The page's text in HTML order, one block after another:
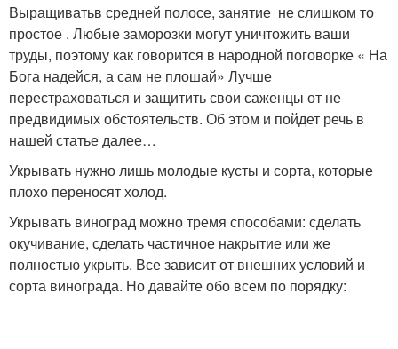
Выращиватьв средней полосе, занятие не слишком то
простое . Любые заморозки могут уничтожить ваши
труды, поэтому как говорится в народной поговорке « На
Бога надейся, а сам не плошай» Лучше
перестраховаться и защитить свои саженцы от не
предвидимых обстоятельств. Об этом и пойдет речь в
нашей статье далее…
Укрывать нужно лишь молодые кусты и сорта, которые
плохо переносят холод.
Укрывать виноград можно тремя способами: сделать
окучивание, сделать частичное накрытие или же
полностью укрыть. Все зависит от внешних условий и
сорта винограда. Но давайте обо всем по порядку: